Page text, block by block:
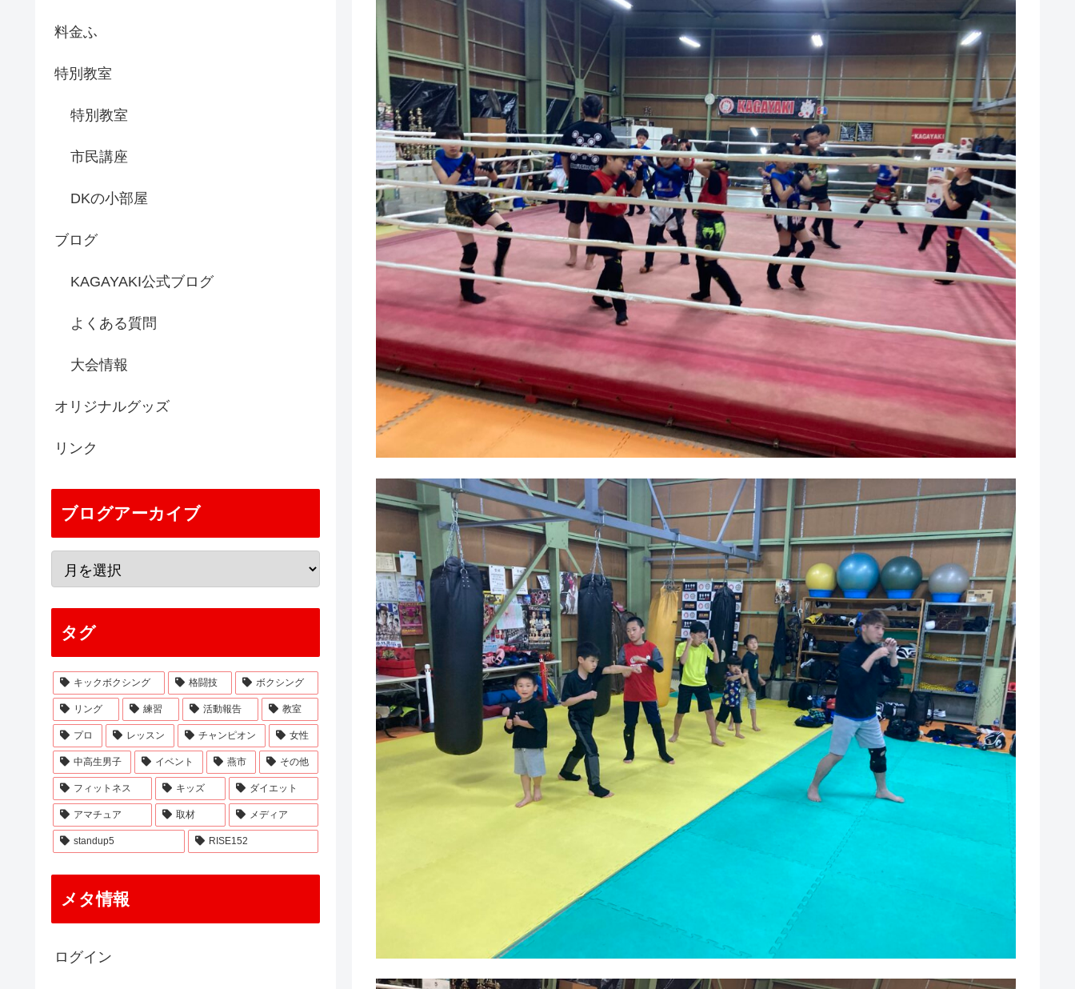
料金ふ
特別教室
特別教室
市民講座
DKの小部屋
ブログ
KAGAYAKI公式ブログ
よくある質問
大会情報
オリジナルグッズ
リンク
ブログアーカイブ
タグ
キックボクシング 格闘技 ボクシング
リング 練習 活動報告 教室
プロ レッスン チャンピオン 女性
中高生男子 イベント 燕市 その他
フィットネス キッズ ダイエット
アマチュア 取材 メディア
standup5 RISE152
メタ情報
ログイン